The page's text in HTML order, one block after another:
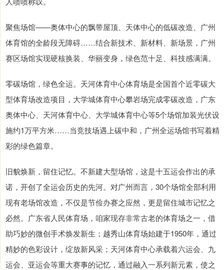
聚焦场馆——奥体中心的飘带屋顶、天体中心的低碳改造、广州
体育馆的全龄段无障碍……结合新技术、新材料、新场景，广州
赛区场馆实现硬核换装、华丽变身，绿色范十足、科技感满满。
零碳场馆，绿色全运。天河体育中心体育场是全国首个近零碳大
型体育场改造项目，大学城体育中心攀岩场完成零碳改造，广东
奥体中心、天河体育中心、大学城体育中心等5个场馆加装光伏设
施约1万平方米……当竞技场遇上碳中和，广州全运场馆书写着精
彩的绿色篇章。
旧貌焕新，留住记忆。不新建大型场馆，这是十五运会作出的承
诺，开创了全运会历史的先河。对广州而言，30个场馆全部利用
现有老场馆改造，不仅是节俭办赛之应然，更是留住城市记忆之
必然。广东省人民体育场，咱家现存非常古老的体育场之一，借
助巧妙的微创手术焕发新生；越秀山体育场始建于1950年，通过
精妙的色彩设计，绽放新风采；天河体育中心承载着六运会、九
运会、亚运会等重大赛事的记忆，通过融入一系列新元素，使之